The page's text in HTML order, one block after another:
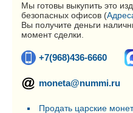
Мы готовы выкупить это
безопасных офисов (
Вы получите деньги
момент сделки.
+7(968)436-6660
moneta@nummi.ru
Продать царские